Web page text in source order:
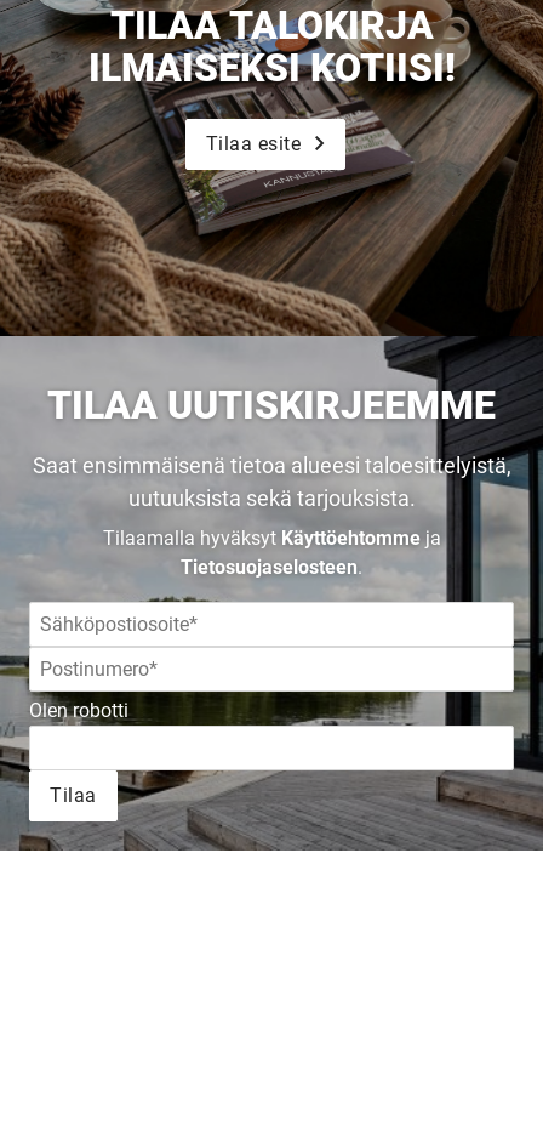
TILAA TALOKIRJA
ILMAISEKSI KOTIISI!
Tilaa esite
TILAA UUTISKIRJEEMME
Saat ensimmäisenä tietoa alueesi taloesittelyistä,
uutuuksista sekä tarjouksista.
Tilaamalla hyväksyt Käyttöehtommeja
Tietosuojaselosteen.
Olen robotti
Tilaa